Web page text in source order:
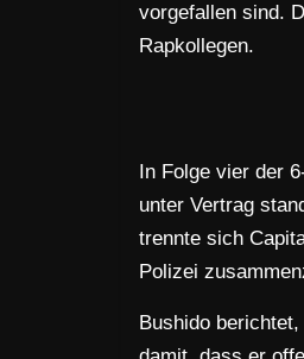
vorgefallen sind.
Rapkollegen.
In Folge vier der
unter Vertrag
trennte sich
Polizei
Bushido